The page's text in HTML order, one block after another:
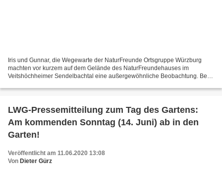
Iris und Gunnar, die Wegewarte der NaturFreunde Ortsgruppe Würzburg
machten vor kurzem auf dem Gelände des NaturFreundehauses im
Veitshöchheimer Sendelbachtal eine außergewöhnliche Beobachtung. Bei
LWG-Pressemitteilung zum Tag des Gartens:
Am kommenden Sonntag (14. Juni) ab in den
Garten!
Veröffentlicht am 11.06.2020 13:08
Von Dieter Gürz